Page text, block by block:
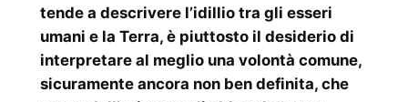
tende a descrivere l’idillio tra gli esseri
umani e la Terra, è piuttosto il desiderio di
interpretare al meglio una volontà comune,
sicuramente ancora non ben definita, che